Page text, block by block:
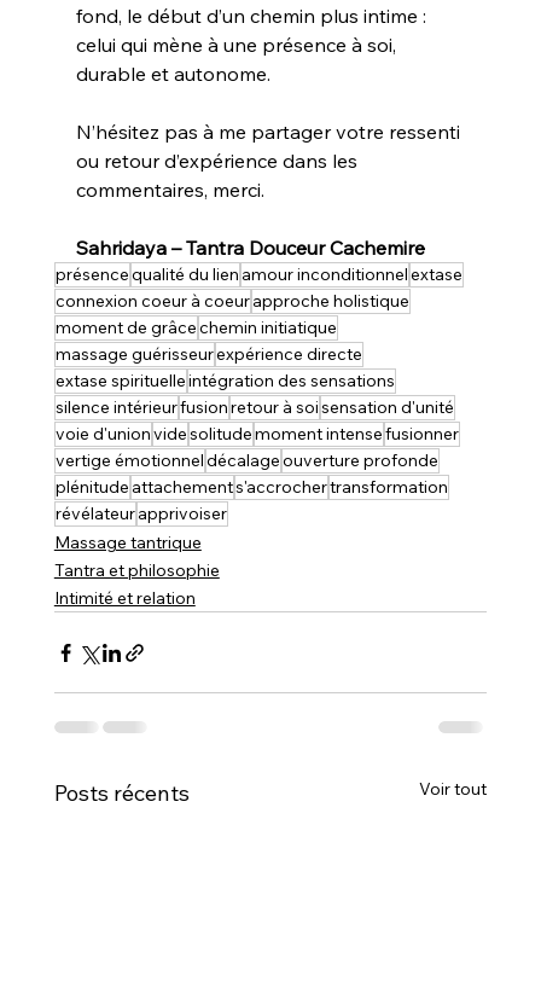
fond, le début d’un chemin plus intime :
celui qui mène à une présence à soi,
durable et autonome.
N’hésitez pas à me partager votre ressenti
ou retour d’expérience dans les
commentaires, merci.
Sahridaya – Tantra Douceur Cachemire
présencequalité du lien amour inconditionnelextase
connexion coeur à coeurapproche holistique
moment de grâcechemin initiatique
massage guérisseurexpérience directe
extase spirituelleintégration des sensations
silence intérieurfusionretour à soisensation d'unité
voie d'unionvidesolitudemoment intensefusionner
vertige émotionneldécalageouverture profonde
plénitude attachements'accrochertransformation
révélateurapprivoiser
Massage tantrique
Tantra et philosophie
Intimité et relation
Posts récents Voir tout